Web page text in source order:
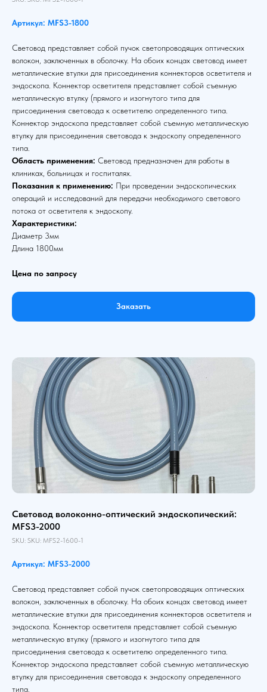
Артикул: MFS3-1800
Световод представляет собой пучок светопроводящих оптических
волокон, заключенных в оболочку. На обоих концах световод имеет
металлические втулки для присоединения коннекторов осветителя и
эндоскопа. Коннектор осветителя представляет собой съемную
металлическую втулку (прямого и изогнутого типа для
присоединения световода к осветителю определенного типа.
Коннектор эндоскопа представляет собой съемную металлическую
втулку для присоединения световода к эндоскопу определенного
типа.
Область применения: Световод предназначен для работы в
клиниках, больницах и госпиталях.
Показания к применению: При проведении эндоскопических
операций и исследований для передачи необходимого светового
потока от осветителя к эндоскопу.
Характеристики:
Диаметр 3мм
Длина 1800мм
Цена по запросу
Заказать
Световод волоконно-оптический эндоскопический:
MFS3-2000
SKU: SKU: MFS2-1600-1
Артикул: MFS3-2000
Световод представляет собой пучок светопроводящих оптических
волокон, заключенных в оболочку. На обоих концах световод имеет
металлические втулки для присоединения коннекторов осветителя и
эндоскопа. Коннектор осветителя представляет собой съемную
металлическую втулку (прямого и изогнутого типа для
присоединения световода к осветителю определенного типа.
Коннектор эндоскопа представляет собой съемную металлическую
втулку для присоединения световода к эндоскопу определенного
типа.